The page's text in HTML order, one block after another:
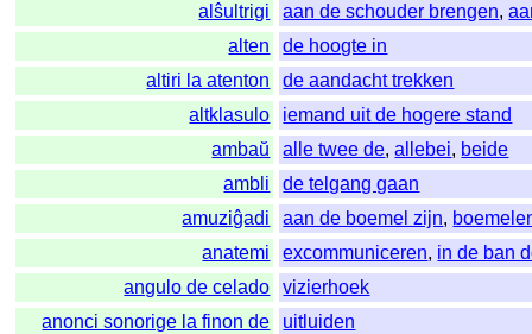
alŝultrigi
aan de schouder brengen,
alten
de hoogte in
altiri la atenton
de aandacht trekken
altklasulo
iemand uit de hogere stand
ambaŭ
alle twee de,allebei, beide
ambli
de telgang gaan
amuziĝadi
aan de boemel zijn,
anatemi
excommuniceren, in de ban
angulo de celado
vizierhoek
anonci sonorige la finon de
uitluiden